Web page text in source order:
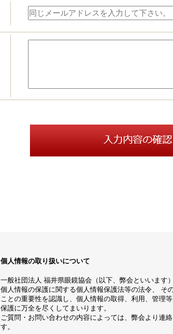
個人情報の取り扱いについて
一般社団法人 福井県眼鏡協会（以下、弊会といいます
個人情報の保護に関する個人情報保護法等の法令、 そ
ことの重要性を認識し、個人情報の取得、利用、管理
保護に万全を尽くしてまいります。
ご質問・お問い合わせの内容によっては、弊会より連
す。